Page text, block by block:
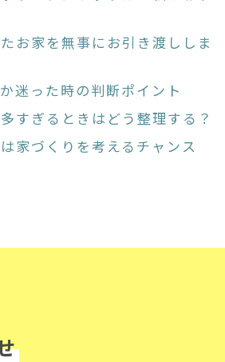
お家を無事にお引き渡ししま
迷った時の判断ポイント
すぎるときはどう整理する？
家づくりを考えるチャンス